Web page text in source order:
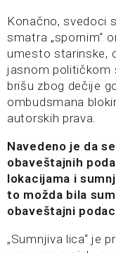
Konačno, svedoci
smatra „spornim“
umesto starinske,
jasnom političkom
brišu zbog dečije
ombudsmana
autorskih prava.
Navedeno je da
obaveštajnih
lokacijama i
to možda bila
obaveštajni
„Sumnjiva lica“ je